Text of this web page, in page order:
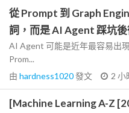
從 Prompt 到 Graph
詞，而是 AI Agent 踩坑
AI Agent 可能是近年最容易出
Prom...
由 hardness1020發文 2 小
[Machine Learning A-Z